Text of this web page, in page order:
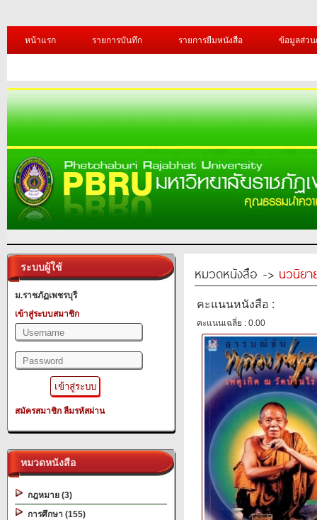
หน้าแรก รายการบันทึก รายการยืมหนังสือ ข้อมูลส่ว
ระบบผู้ใช้
ม.ราชภัฏเพชรบุรี
เข้าสู่ระบบสมาชิก
สมัครสมาชิก ลืมรหัสผ่าน
หมวดหนังสือ
กฎหมาย (3)
การศึกษา (155)
หมวดหนังสือ -> นวนิยา
คะแนนหนังสือ :
คะแนนเฉลี่ย : 0.00